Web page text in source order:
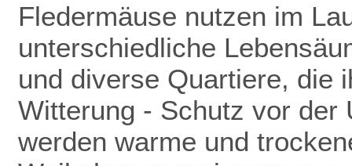
Fledermäuse nutzen im
unterschiedliche
und diverse Quartiere, die
Witterung - Schutz vor der
werden warme und